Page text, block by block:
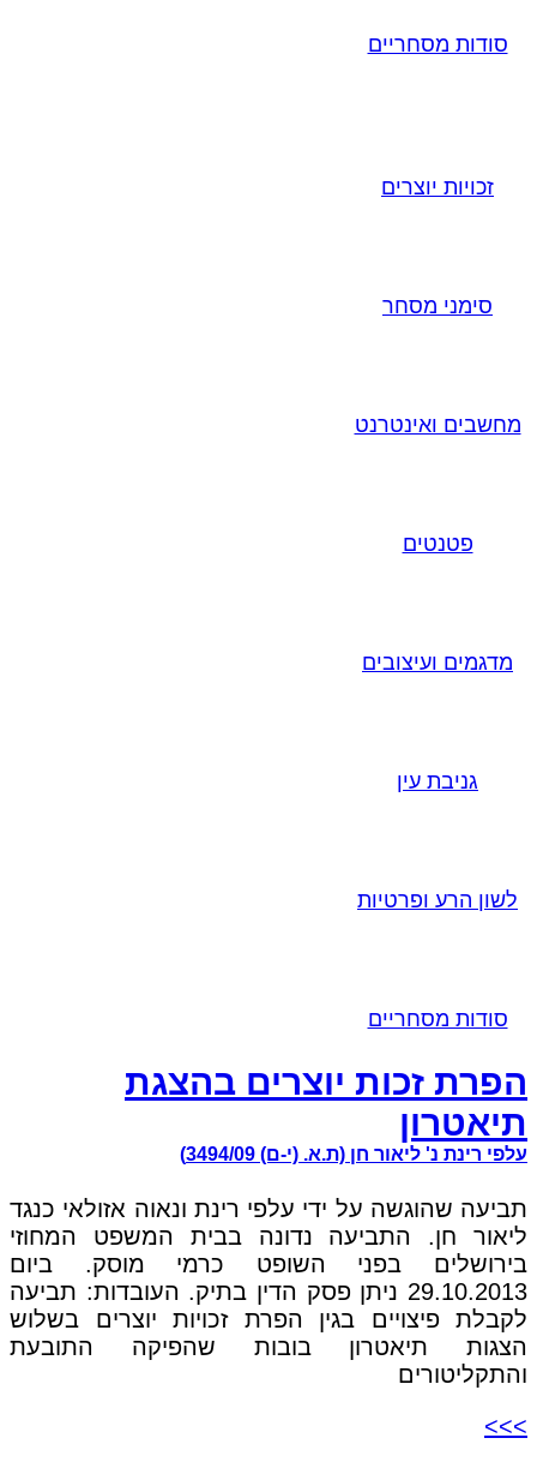
סודות מסחריים
זכויות יוצרים
סימני מסחר
מחשבים ואינטרנט
פטנטים
מדגמים ועיצובים
גניבת עין
לשון הרע ופרטיות
סודות מסחריים
הפרת זכות יוצרים בהצגת
תיאטרון
עלפי רינת נ' ליאור חן (ת.א. (י-ם) 3494/09)
תביעה שהוגשה על ידי עלפי רינת ונאוה אזולאי כנגד
ליאור חן. התביעה נדונה בבית המשפט המחוזי
בירושלים בפני השופט כרמי מוסק. ביום
29.10.2013 ניתן פסק הדין בתיק. העובדות: תביעה
לקבלת פיצויים בגין הפרת זכויות יוצרים בשלוש
הצגות תיאטרון בובות שהפיקה התובעת
והתקליטורים
>>>